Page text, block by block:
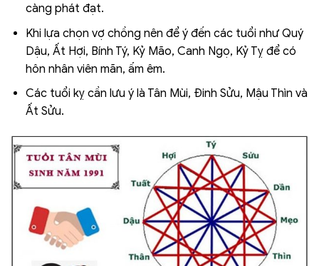
càng phát đạt.
Khi lựa chọn vợ chồng nên để ý đến các tuổi như Quý
Dậu, Ất Hợi, Bính Tý, Kỷ Mão, Canh Ngọ, Kỷ Tỵ để có
hôn nhân viên mãn, ấm êm.
Các tuổi kỵ cần lưu ý là Tân Mùi, Đinh Sửu, Mậu Thìn và
Ất Sửu.